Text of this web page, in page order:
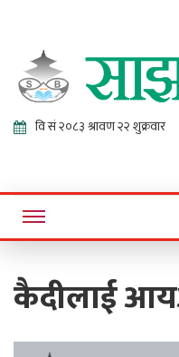
Online News Portal
कैदीलाई